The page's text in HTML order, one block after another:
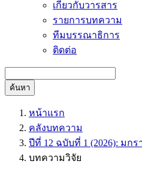
เกี่ยวกับวารสาร
รายการบทความ
ทีมบรรณาธิการ
ติดต่อ
ค้นหา
หน้าแรก
คลังบทความ
ปีที่ 12 ฉบับที่ 1 (2026): มก
บทความวิจัย